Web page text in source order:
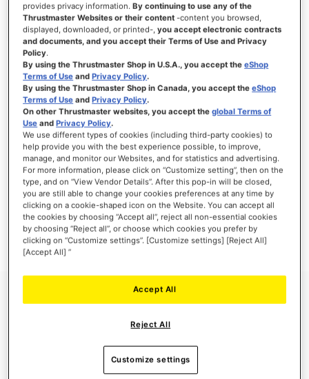
INLOGGEN
Wachtwoord vergeten?
NIEUWE KLANTEN
Het aanmaken van een account heeft vele voordelen: sneller afhandelen, meer dan
één adres registreren, volgen van bestellingen en meer.
ACCOUNT AANMAKEN
provides privacy information.By continuing to use any of the
Thrustmaster Websites or their content -content you browsed,
displayed, downloaded, or printed-,you accept electronic contracts
and documents, and you accept their Terms of Use and Privacy
Policy.
By using the Thrustmaster Shop in U.S.A., you accept theeShop
Terms of Use andPrivacy Policy.
By using the Thrustmaster Shop in Canada, you accept theeShop
Terms of Use andPrivacy Policy.
On other Thrustmaster websites, you accept theglobal Terms of
Use andPrivacy Policy.
We use different types of cookies (including third-party cookies) to
help provide you with the best experience possible, to improve,
manage, and monitor our Websites, and for statistics and advertising.
For more information, please click on “Customize setting”, then on the
type, and on “View Vendor Details”. After this pop-in will be closed,
you are still able to change your cookies preferences at any time by
clicking on a cookie-shaped icon on the Website. You can accept all
the cookies by choosing “Accept all”, reject all non-essential cookies
by choosing “Reject all”, or choose which cookies you prefer by
clicking on “Customize settings”. [Customize settings] [Reject All]
[Accept All] ”
Reject All
Accept All
Customize settings